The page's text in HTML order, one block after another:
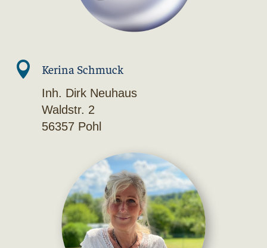
 Kerina Schmuck
Inh. Dirk Neuhaus
Waldstr. 2
56357 Pohl